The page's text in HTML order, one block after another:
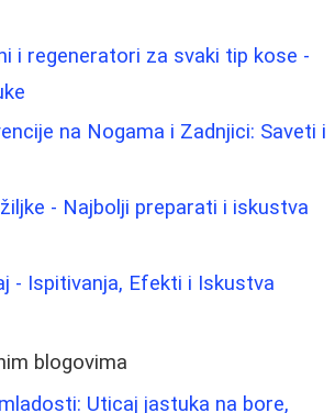
i regeneratori za svaki tip kose -
na Nogama i Zadnjici: Saveti i
- Najbolji preparati i iskustva
- Ispitivanja, Efekti i Iskustva
blogovima
Uticaj jastuka na bore,